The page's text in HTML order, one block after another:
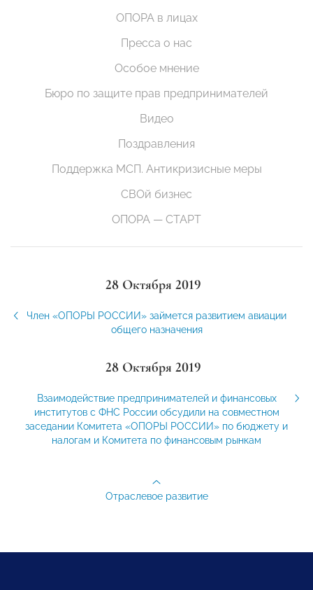
ОПОРА в лицах
Пресса о нас
Особое мнение
Бюро по защите прав предпринимателей
Видео
Поздравления
Поддержка МСП. Антикризисные меры
СВОй бизнес
ОПОРА — СТАРТ
28 Октября 2019
Член «ОПОРЫ РОССИИ» займется развитием авиации
общего назначения
28 Октября 2019
Взаимодействие предпринимателей и финансовых
институтов с ФНС России обсудили на совместном
заседании Комитета «ОПОРЫ РОССИИ» по бюджету и
налогам и Комитета по финансовым рынкам
Отраслевое развитие